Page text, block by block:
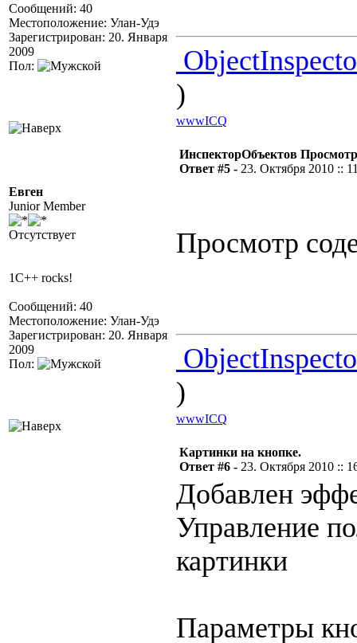
Сообщений: 40
Местоположение: Улан-Удэ
Зарегистрирован: 20. Января
2009
Пол:
)
wwwICQ
Евген
Junior Member
Отсутствует
1C++ rocks!
Сообщений: 40
Местоположение: Улан-Удэ
Зарегистрирован: 20. Января
2009
Пол:
ИнспекторОбъектов
Ответ #5 - 23. Октября 2010 ::
Просмотр
)
wwwICQ
Картинки на кнопке.
Ответ #6 - 23. Октября 2010 ::
Добавлен
Управление
картинки
Параметры